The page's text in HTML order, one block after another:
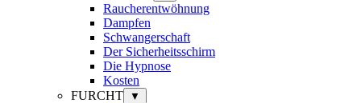
Raucherentwöhnung
Dampfen
Schwangerschaft
Der Sicherheitsschirm
Die Hypnose
Kosten
FURCHT
▼